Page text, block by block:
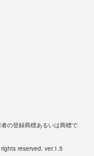
の登録商標あるいは商標で
reserved. ver.1.5